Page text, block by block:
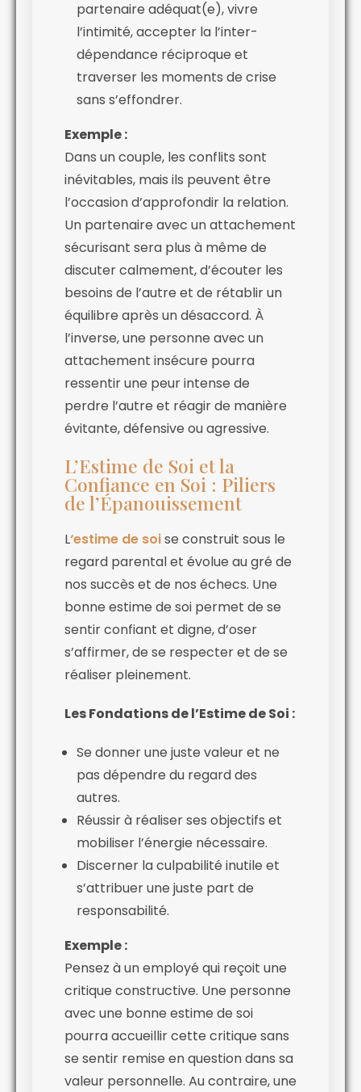
partenaire adéquat(e), vivre
l’intimité, accepter la l’inter-
dépendance réciproque et
traverser les moments de crise
sans s’effondrer.
Exemple :
Dans un couple, les conflits sont
inévitables, mais ils peuvent être
l’occasion d’approfondir la relation.
Un partenaire avec un attachement
sécurisant sera plus à même de
discuter calmement, d’écouter les
besoins de l’autre et de rétablir un
équilibre après un désaccord. À
l’inverse, une personne avec un
attachement insécure pourra
ressentir une peur intense de
perdre l’autre et réagir de manière
évitante, défensive ou agressive.
L’Estime de Soi et la
Confiance en Soi : Piliers
de l’Épanouissement
L‘estime de soise construit sous le
regard parental et évolue au gré de
nos succès et de nos échecs. Une
bonne estime de soi permet de se
sentir confiant et digne, d’oser
s’affirmer, de se respecter et de se
réaliser pleinement.
Les Fondations de l’Estime de Soi :
Se donner une juste valeur et ne
pas dépendre du regard des
autres.
Réussir à réaliser ses objectifs et
mobiliser l’énergie nécessaire.
Discerner la culpabilité inutile et
s’attribuer une juste part de
responsabilité.
Exemple :
Pensez à un employé qui reçoit une
critique constructive. Une personne
avec une bonne estime de soi
pourra accueillir cette critique sans
se sentir remise en question dans sa
valeur personnelle. Au contraire, une